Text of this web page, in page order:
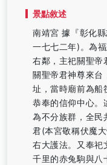
景點敘述
南靖宮 據『彰化
一七七二年)。為
右鄰，主祀關聖帝
關聖帝君神尊來台
址，當時廟前為船
恭奉的信仰中心。
為不分族群，全民
君(本宮敬稱伏魔
右大護法。又奉祀
千里的赤兔駒與八